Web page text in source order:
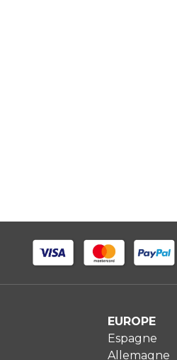
EUROPE
Espagne
Allemagne